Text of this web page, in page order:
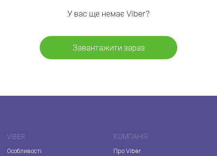
У вас ще немає Viber?
Завантажити зараз
VIBER
Особливості
КОМПАНІЯ
Про Viber